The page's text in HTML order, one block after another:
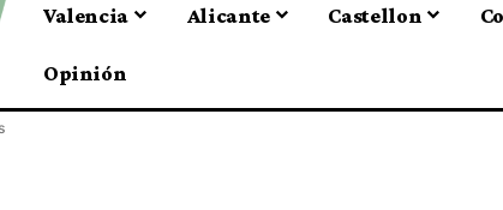
Valencia Alicante Castellon
Opinión